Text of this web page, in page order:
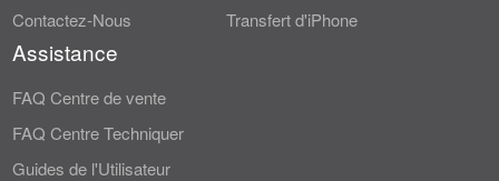
Contactez-Nous
Transfert d'iPhone
Assistance
FAQ Centre de vente
FAQ Centre Techniquer
Guides de l'Utilisateur